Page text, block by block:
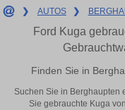
❯ AUTOS ❯
Ford Kuga
Finden Sie in
Suchen Sie in Berghaupten
Sie gebrauchte Kuga